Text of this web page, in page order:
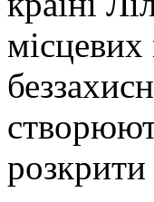
місцевих